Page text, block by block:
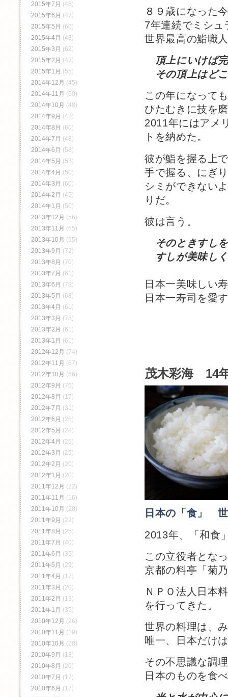
８９歳になった
7年連続でミシュ
世界最高の鮨職
頂上にいけば
その頂上はど
この年になって
ひたむきに技を
2011年にはアメ
トを納めた。
彼が鮨を握る上
手で握る、にぎ
シミができない
りだ。
彼は言う。
そのときすし
すしが美味し
日本一美味しい
日本一寿司を愛
茂木彩海 14
日本の「食」
2013年、「和食
この立役者とな
京都の料亭「菊
ＮＰＯ法人日本
を行ってきた。
世界の料理は、
唯一、日本だけ
その不思議な調
日本のものを食
2015年7月 (48)
2015年6月 (47)
2015年5月 (60)
2015年4月 (48)
2015年3月 (62)
2015年2月 (47)
2015年1月 (55)
2014年12月 (45)
2014年11月 (60)
2014年10月 (48)
2014年9月 (48)
2014年8月 (60)
2014年7月 (48)
2014年6月 (58)
2014年5月 (53)
2014年4月 (50)
2014年3月 (60)
2014年2月 (45)
2014年1月 (50)
2013年12月 (56)
2013年11月 (55)
2013年10月 (55)
2013年9月 (72)
2013年8月 (70)
2013年7月 (61)
2013年6月 (78)
2013年5月 (68)
2013年4月 (61)
2013年3月 (78)
2013年2月 (61)
2013年1月 (61)
2012年12月 (74)
2012年11月 (67)
2012年10月 (66)
2012年9月 (76)
2012年8月 (17)
2012年7月 (31)
2012年6月 (26)
2012年5月 (28)
2012年4月 (25)
2012年3月 (25)
2012年2月 (20)
2012年1月 (20)
2011年12月 (22)
2011年11月 (16)
2011年10月 (28)
2011年9月 (22)
2011年8月 (25)
2011年7月 (40)
2011年6月 (35)
2011年5月 (29)
2011年4月 (17)
2011年3月 (20)
2011年2月 (19)
2011年1月 (35)
2010年12月 (26)
2010年11月 (19)
2010年10月 (28)
2010年9月 (18)
2010年8月 (20)
2010年7月 (17)
2010年6月 (17)